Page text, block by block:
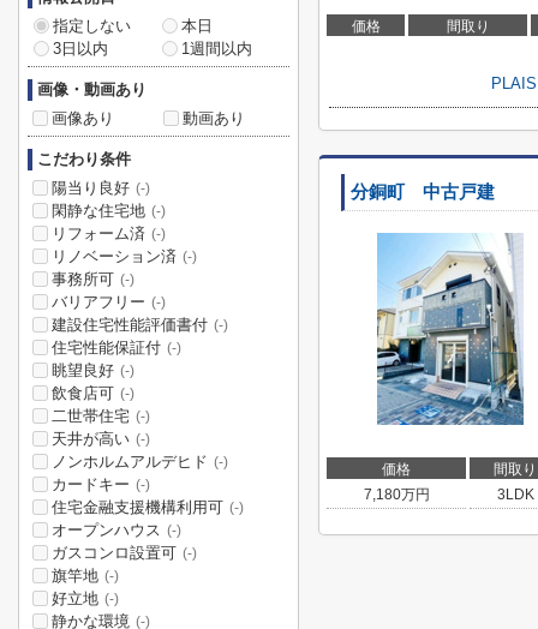
価格 間取り
分銅町 中古戸建
価格
間取り
7,180万円 3LDK
指定しない
本日
3日以内
1週間以内
画像・動画あり
画像あり
動画あり
こだわり条件
陽当り良好 (-)
閑静な住宅地 (-)
リフォーム済 (-)
リノベーション済 (-)
事務所可 (-)
バリアフリー (-)
建設住宅性能評価書付 (-)
住宅性能保証付 (-)
眺望良好 (-)
飲食店可 (-)
二世帯住宅 (-)
天井が高い (-)
ノンホルムアルデヒド (-)
カードキー (-)
住宅金融支援機構利用可 (-)
オープンハウス (-)
ガスコンロ設置可 (-)
旗竿地 (-)
好立地 (-)
静かな環境 (-)